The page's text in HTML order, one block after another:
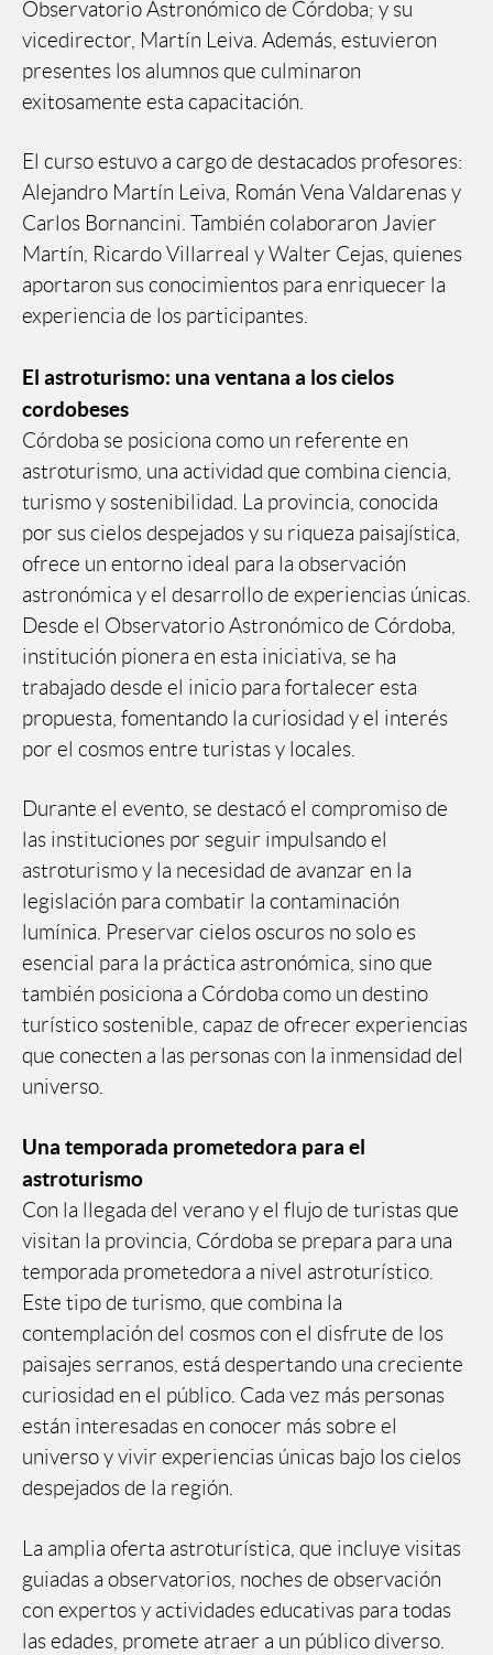
Observatorio Astronómico de Córdoba; y su
vicedirector, Martín Leiva. Además, estuvieron
presentes los alumnos que culminaron
exitosamente esta capacitación.
El curso estuvo a cargo de destacados profesores:
Alejandro Martín Leiva, Román Vena Valdarenas y
Carlos Bornancini. También colaboraron Javier
Martín, Ricardo Villarreal y Walter Cejas, quienes
aportaron sus conocimientos para enriquecer la
experiencia de los participantes.
El astroturismo: una ventana a los cielos
cordobeses
Córdoba se posiciona como un referente en
astroturismo, una actividad que combina ciencia,
turismo y sostenibilidad. La provincia, conocida
por sus cielos despejados y su riqueza paisajística,
ofrece un entorno ideal para la observación
astronómica y el desarrollo de experiencias únicas.
Desde el Observatorio Astronómico de Córdoba,
institución pionera en esta iniciativa, se ha
trabajado desde el inicio para fortalecer esta
propuesta, fomentando la curiosidad y el interés
por el cosmos entre turistas y locales.
Durante el evento, se destacó el compromiso de
las instituciones por seguir impulsando el
astroturismo y la necesidad de avanzar en la
legislación para combatir la contaminación
lumínica. Preservar cielos oscuros no solo es
esencial para la práctica astronómica, sino que
también posiciona a Córdoba como un destino
turístico sostenible, capaz de ofrecer experiencias
que conecten a las personas con la inmensidad del
universo.
Una temporada prometedora para el
astroturismo
Con la llegada del verano y el flujo de turistas que
visitan la provincia, Córdoba se prepara para una
temporada prometedora a nivel astroturístico.
Este tipo de turismo, que combina la
contemplación del cosmos con el disfrute de los
paisajes serranos, está despertando una creciente
curiosidad en el público. Cada vez más personas
están interesadas en conocer más sobre el
universo y vivir experiencias únicas bajo los cielos
despejados de la región.
La amplia oferta astroturística, que incluye visitas
guiadas a observatorios, noches de observación
con expertos y actividades educativas para todas
las edades, promete atraer a un público diverso.